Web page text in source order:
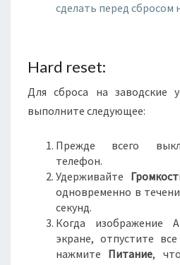
сделать перед сбросом
Hard reset:
Для сброса на заводские
выполните следующее:
Прежде всего
телефон.
Удерживайте
одновременно в
секунд.
Когда изображение
экране, отпустите
нажмите Питание,